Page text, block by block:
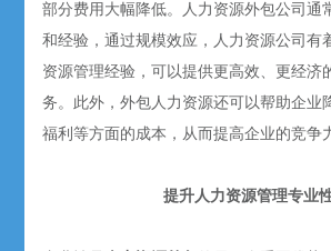
部分费用大幅降低。人力资源外包公司通
和经验，通过规模效应，人力资源公司有
资源管理经验，可以提供更高效、更经济
务。此外，外包人力资源还可以帮助企业
福利等方面的成本，从而提高企业的竞争
提升人力资源管理专业